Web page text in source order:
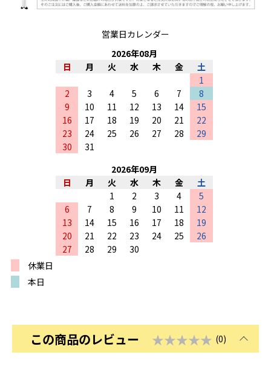
営業日カレンダー
2026年08月
日
月 火 水 木 金
土
1
2
3 4 5 6 7
8
9
10 11 12 13 14
15
16
17 18 19 20 21
22
23
24 25 26 27 28
29
30
31
2026年09月
日
月 火 水 木 金
土
1
2 3 4
5
6
7 8 9 10 11
12
13
14 15 16 17 18
19
20
21 22 23 24 25
26
27
28 29
30
休業日
本日
この商品のレビュー ★★★★★ (0)